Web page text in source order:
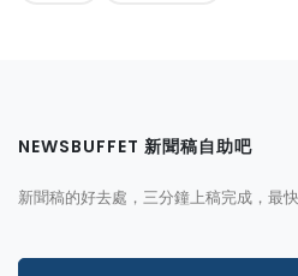
NEWSBUFFET 新聞稿自助吧
新聞稿的好去處，三分鐘上稿完成，最